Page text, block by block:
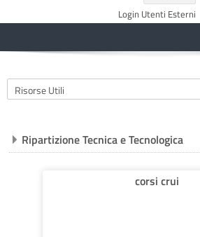
Login Utenti Esterni
RISORSE UTILI
Categorie di corso
Ripartizione Tecnica e Tecnologica
corsi crui